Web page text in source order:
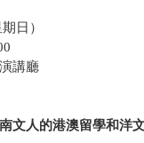
日）
講廳
文人的港澳留學和洋